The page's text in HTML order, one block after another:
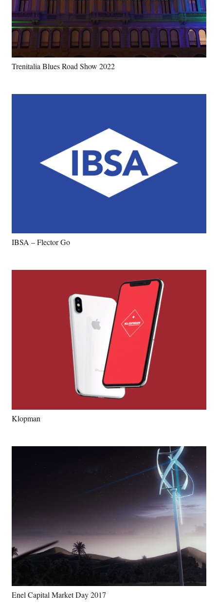
Trenitalia Blues Road Show 2022
IBSA – Flector Go
Klopman
Enel Capital Market Day 2017